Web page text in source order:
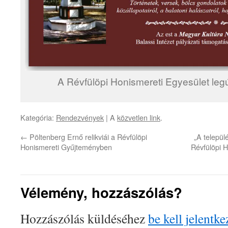
A Révfülöpi Honismereti Egyesület
Kategória: Rendezvények | A közvetlen link.
← Pöltenberg Ernő relikviái a Révfülöpi
Honismereti Gyűjteményben
„A
Révfülöpi
Vélemény, hozzászólás?
Hozzászólás küldéséhezbe kell